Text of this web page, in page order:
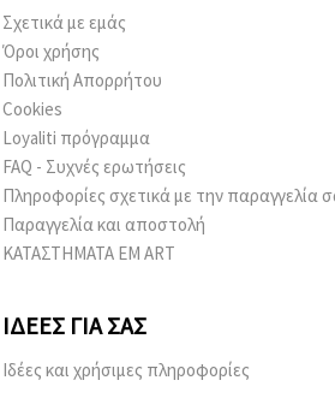
Σχετικά με εμάς
Όροι χρήσης
Πολιτική Απορρήτου
Cookies
Loyaliti πρόγραμμα
FAQ - Συχνές ερωτήσεις
Πληροφορίες σχετικά με την παραγγελία
Παραγγελία και αποστολή
ΚΑΤΑΣΤΗΜΑΤΑ EM ART
ΙΔΈΕΣ ΓΙΑ ΣΑΣ
Ιδέες και χρήσιμες πληροφορίες